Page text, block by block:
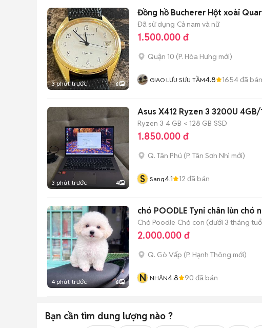
3 phút trước 6
Đồng hồ Bucherer Hột xoài
Đã sử dụng Cả nam và nữ
1.500.000 đ
Quận 10 (P. Hòa Hưng mới)
GIAO LƯU SƯU TẦM4.8 1654đã bán
3 phút trước 4
Asus X412 Ryzen 3 3200U 4GB/
Ryzen 3 4 GB < 128 GB SSD
1.850.000 đ
Q. Tân Phú (P. Tân Sơn Nhì mới)
S Sang4.1 12 đã bán
4 phút trước 6
chó POODLE Tyni chân lùn chó
Chó Poodle Chó con (dưới 3 tháng
2.000.000 đ
Q. Gò Vấp (P. Hạnh Thông mới)
N NHÂN4.8 90 đã bán
Bạn cần tìm dung lượng nào ?